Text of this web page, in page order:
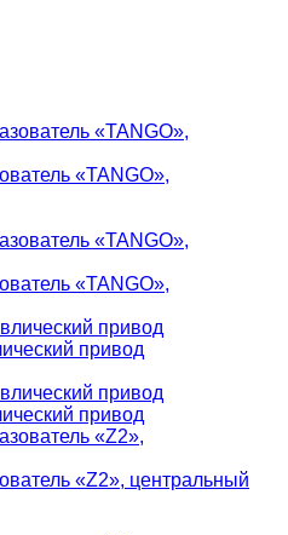
«TANGO»,
«TANGO»,
привод
привод
«Z2», центральный